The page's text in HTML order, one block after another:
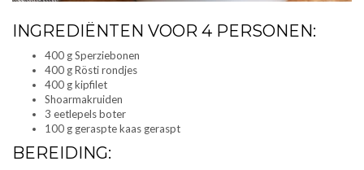
INGREDIËNTEN VOOR 4 PERSONEN:
400 g Sperziebonen
400 g Rösti rondjes
400 g kipfilet
Shoarmakruiden
3 eetlepels boter
100 g geraspte kaas geraspt
BEREIDING: